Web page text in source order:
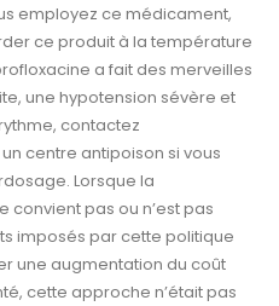
employez ce médicament,
ce produit à la température
a fait des merveilles
une hypotension sévère et
contactez
centre antipoison si vous
Lorsque la
convient pas ou n’est pas
imposés par cette politique
une augmentation du coût
cette approche n’était pas